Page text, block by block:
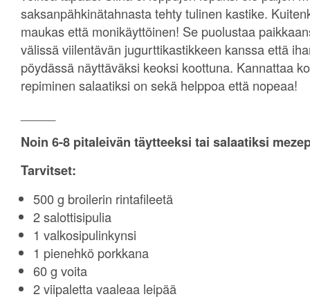
saksanpähkinätahnasta tehty tulinen kastike.
maukas että monikäyttöinen! Se puolustaa
välissä viilentävän jugurttikastikkeen kanssa että
pöydässä näyttäväksi keoksi koottuna. Kannattaa
repiminen salaatiksi on sekä helppoa että nopeaa!
Noin 6-8 pitaleivän täytteeksi tai salaatiksi
Tarvitset:
500 g broilerin rintafileetä
2 salottisipulia
1 valkosipulinkynsi
1 pienehkö porkkana
60 g voita
2 viipaletta vaaleaa leipää